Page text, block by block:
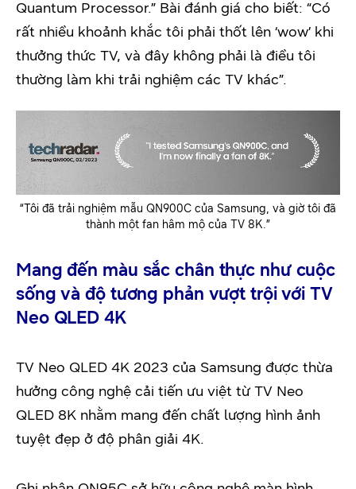
Quantum Processor.” Bài đánh giá cho biết: “Có
rất nhiều khoảnh khắc tôi phải thốt lên ‘wow’ khi
thưởng thức TV, và đây không phải là điều tôi
thường làm khi trải nghiệm các TV khác”.
“Tôi đã trải nghiệm mẫu QN900C của Samsung, và giờ tôi đã
thành một fan hâm mộ của TV 8K.”
Mang đến màu sắc chân thực như cuộc
sống và độ tương phản vượt trội với TV
Neo QLED 4K
TV Neo QLED 4K 2023 của Samsung được thừa
hưởng công nghệ cải tiến ưu việt từ TV Neo
QLED 8K nhằm mang đến chất lượng hình ảnh
tuyệt đẹp ở độ phân giải 4K.